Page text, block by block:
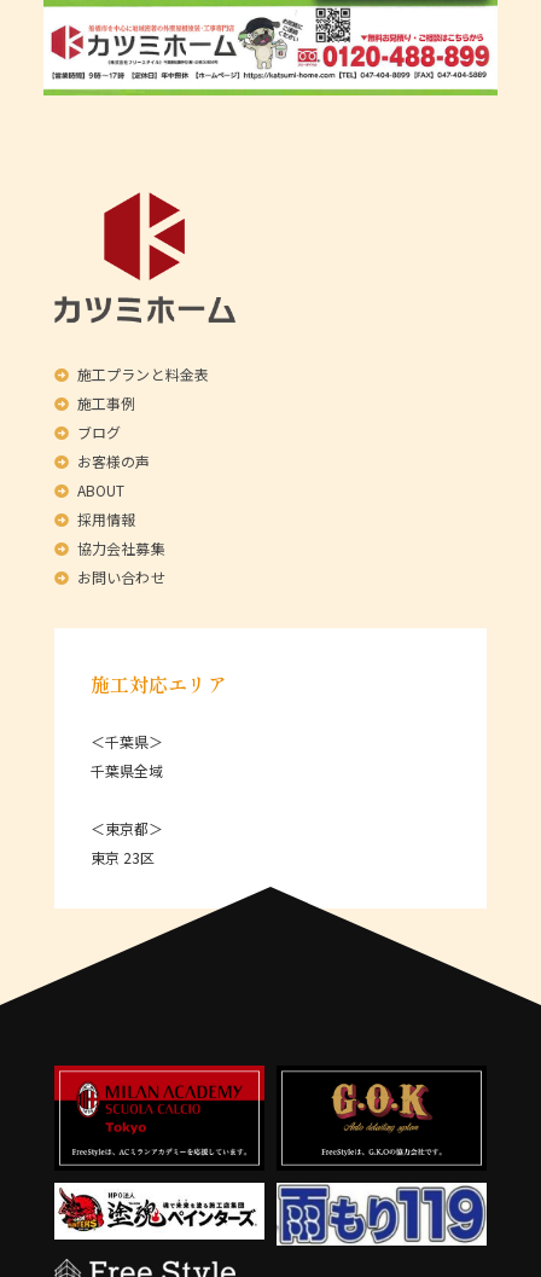
施工プランと料金表
施工事例
ブログ
お客様の声
ABOUT
採用情報
協力会社募集
お問い合わせ
施工対応エリア
＜千葉県＞
千葉県全域
＜東京都＞
東京 23区